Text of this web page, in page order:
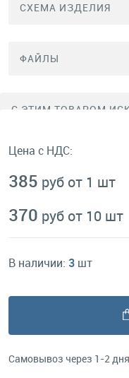
СХЕМА ИЗДЕЛИЯ
ФАЙЛЫ
C ЭТИМ ТОВАРОМ
Цена с НДС:
385 руб от 1 шт
370 руб от 10 шт
В наличии: 3 шт
Самовывоз через 1-2 дня